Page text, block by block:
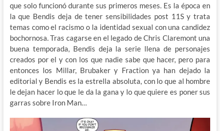
que solo funcionó durante sus primeros meses. Es la época en
la que Bendis deja de tener sensibilidades post 11S y trata
temas como el racismo o la identidad sexual con una candidez
bochornosa. Tras cagarse en el legado de Chris Claremont una
buena temporada, Bendis deja la serie llena de personajes
creados por el y con los que nadie sabe que hacer, pero para
entonces los Millar, Brubaker y Fraction ya han dejado la
editorial y Bendis es la estrella absoluta, con lo que al hombre
le dejan hacer lo que le da la gana y lo que quiere es poner sus
garras sobre Iron Man…